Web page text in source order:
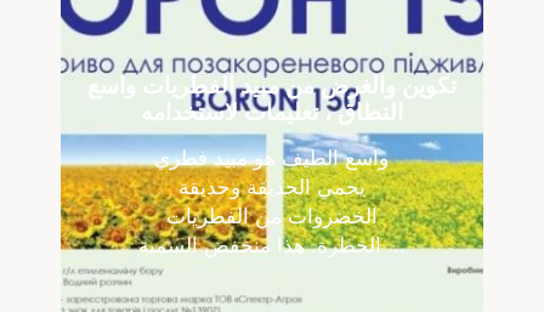
تكوين والغرض من مبيد الفطريات واسع
النطاق ، تعليمات لاستخدامه
واسع الطيف هو مبيد فطري
يحمي الحديقة وحديقة
الخضروات من الفطريات
الخطرة. هذا منخفض السمية ...